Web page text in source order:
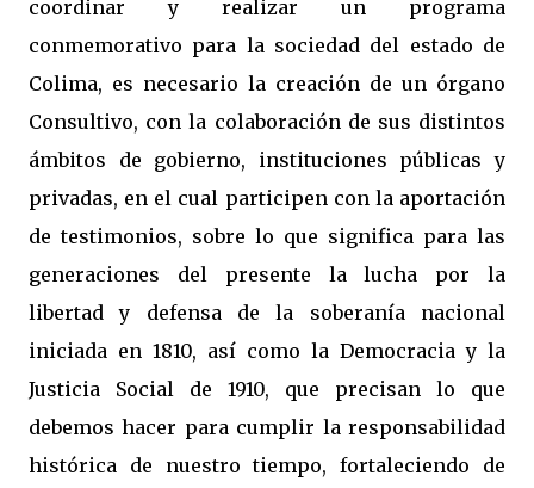
coordinar y realizar un programa
conmemorativo para la sociedad del estado de
Colima, es necesario la creación de un órgano
Consultivo, con la colaboración de sus distintos
ámbitos de gobierno, instituciones públicas y
privadas, en el cual participen con la aportación
de testimonios, sobre lo que significa para las
generaciones del presente la lucha por la
libertad y defensa de la soberanía nacional
iniciada en 1810, así como la Democracia y la
Justicia Social de 1910, que precisan lo que
debemos hacer para cumplir la responsabilidad
histórica de nuestro tiempo, fortaleciendo de